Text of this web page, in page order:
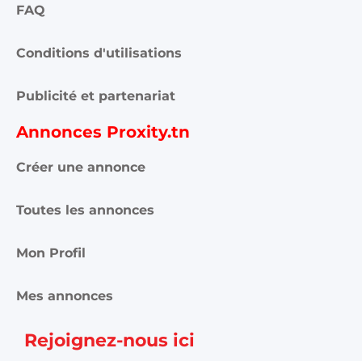
FAQ
Conditions d'utilisations
Publicité et partenariat
Annonces Proxity.tn
Créer une annonce
Toutes les annonces
Mon Profil
Mes annonces
Rejoignez-nous ici